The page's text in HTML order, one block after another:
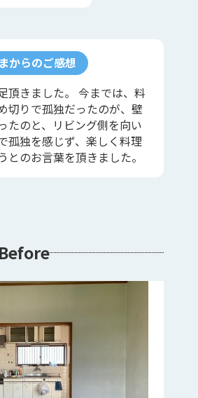
からのご感想
頂きました。 今までは、料
切りで孤独だったのが、壁
たのと、リビング側を向い
孤独を感じず、楽しく料理
とのお言葉を頂きました。
Before